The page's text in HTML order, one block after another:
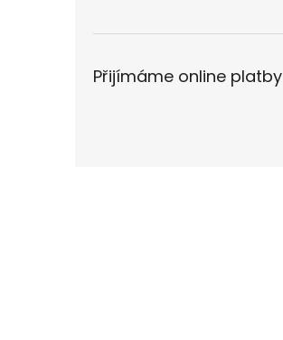
Přijímáme online platby